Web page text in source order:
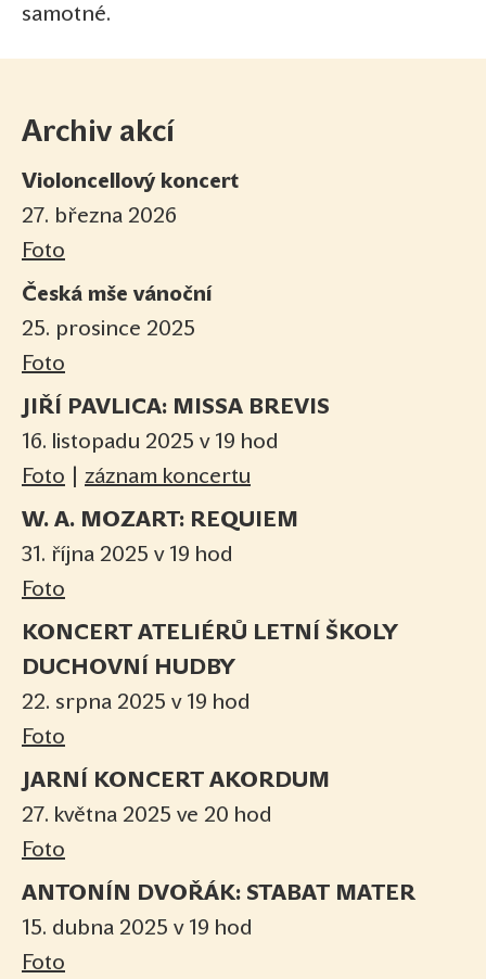
samotné.
Archiv akcí
Violoncellový koncert
27. března 2026
Foto
Česká mše vánoční
25. prosince 2025
Foto
JIŘÍ PAVLICA: MISSA BREVIS
16. listopadu 2025 v 19 hod
Foto
záznam koncertu
W. A. MOZART: REQUIEM
31. října 2025 v 19 hod
Foto
KONCERT ATELIÉRŮ LETNÍ ŠKOLY
DUCHOVNÍ HUDBY
22. srpna 2025 v 19 hod
Foto
JARNÍ KONCERT AKORDUM
27. května 2025 ve 20 hod
Foto
ANTONÍN DVOŘÁK: STABAT MATER
15. dubna 2025 v 19 hod
Foto